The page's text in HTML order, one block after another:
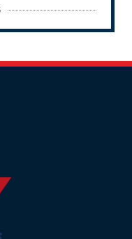
syn...
les recettes
pour un coup
...